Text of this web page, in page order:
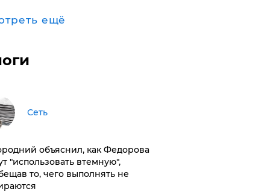
ещё
Сеть
объяснил, как Федорова
"использовать втемную",
то, чего выполнять не